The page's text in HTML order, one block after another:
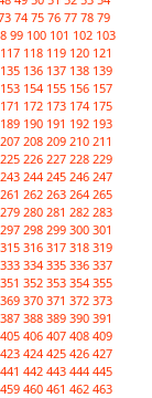
74 75 76 77 78 79
99 100 101 102 103
117 118 119 120 121
135 136 137 138 139
153 154 155 156 157
171 172 173 174 175
189 190 191 192 193
207 208 209 210 211
225 226 227 228 229
243 244 245 246 247
261 262 263 264 265
279 280 281 282 283
297 298 299 300 301
315 316 317 318 319
333 334 335 336 337
351 352 353 354 355
369 370 371 372 373
387 388 389 390 391
405 406 407 408 409
423 424 425 426 427
441 442 443 444 445
459 460 461 462 463